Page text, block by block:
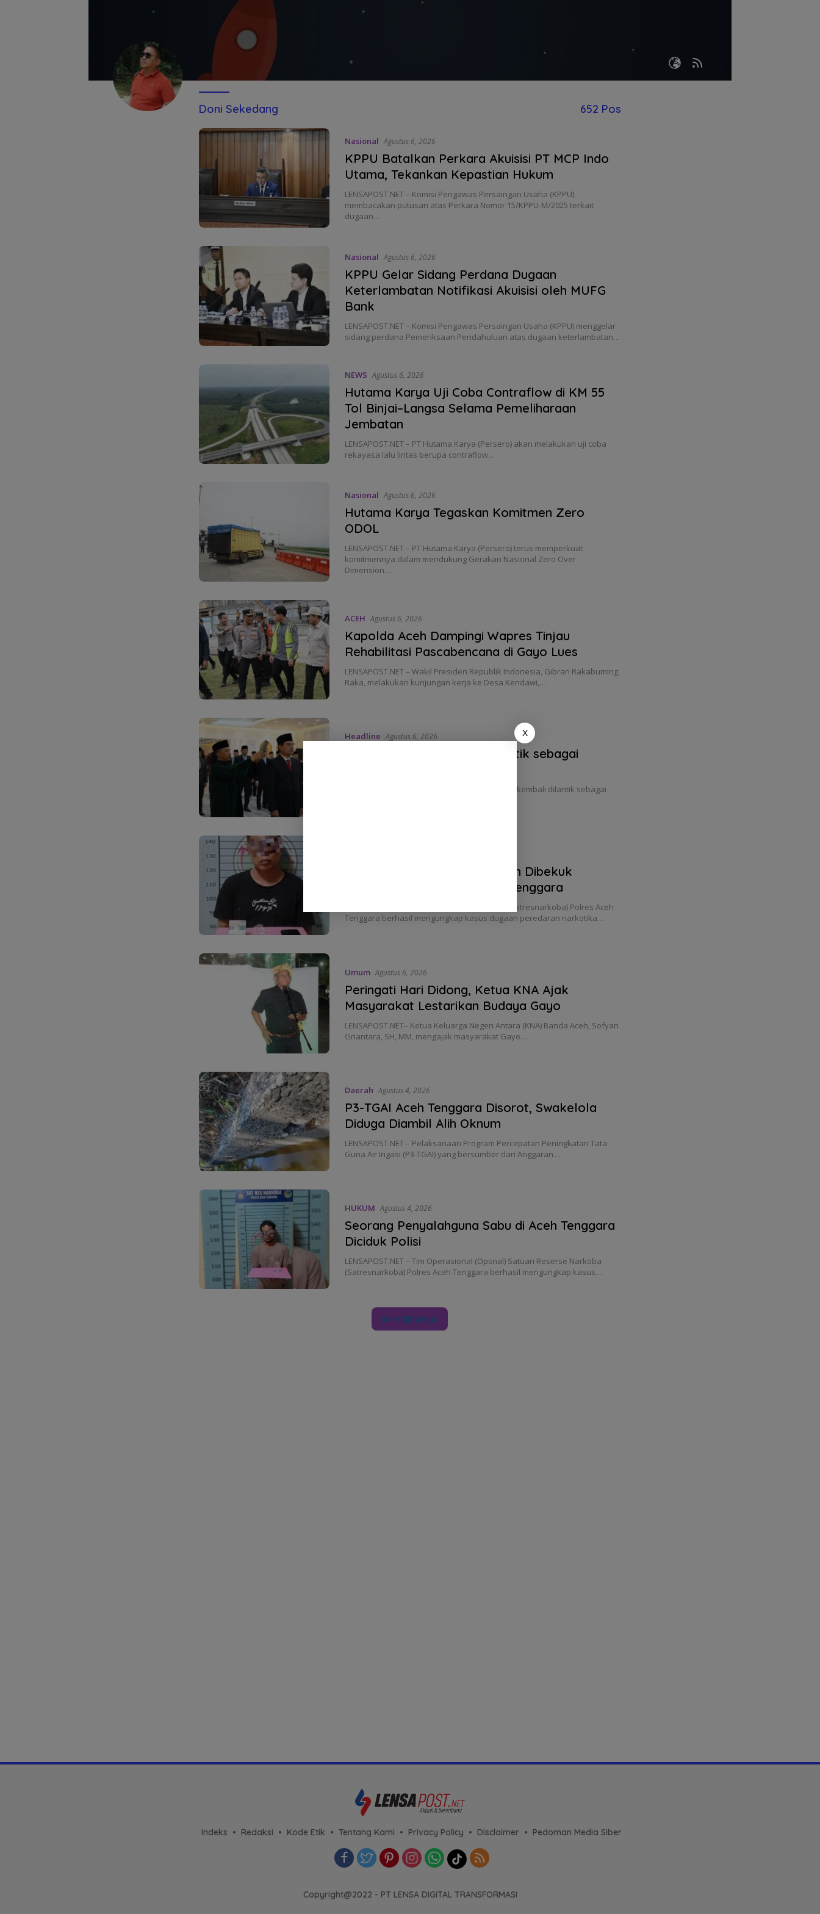
Doni Sekedang 652 Pos
Nasional Agustus 6, 2026
KPPU Batalkan Perkara Akuisisi PT MCP Indo
Utama, Tekankan Kepastian Hukum
LENSAPOST.NET – Komisi Pengawas Persaingan Usaha (KPPU)
membacakan putusan atas Perkara Nomor 15/KPPU-M/2025 terkait
dugaan…
Nasional Agustus 6, 2026
KPPU Gelar Sidang Perdana Dugaan
Keterlambatan Notifikasi Akuisisi oleh MUFG
Bank
LENSAPOST.NET – Komisi Pengawas Persaingan Usaha (KPPU) menggelar
sidang perdana Pemeriksaan Pendahuluan atas dugaan keterlambatan…
NEWS Agustus 6, 2026
Hutama Karya Uji Coba Contraflow di KM 55
Tol Binjai–Langsa Selama Pemeliharaan
Jembatan
LENSAPOST.NET – PT Hutama Karya (Persero) akan melakukan uji coba
rekayasa lalu lintas berupa contraflow…
Nasional Agustus 6, 2026
Hutama Karya Tegaskan Komitmen Zero
ODOL
LENSAPOST.NET – PT Hutama Karya (Persero) terus memperkuat
komitmennya dalam mendukung Gerakan Nasional Zero Over
Dimension…
ACEH Agustus 6, 2026
Kapolda Aceh Dampingi Wapres Tinjau
Rehabilitasi Pascabencana di Gayo Lues
LENSAPOST.NET – Wakil Presiden Republik Indonesia, Gibran Rakabuming
Raka, melakukan kunjungan kerja ke Desa Kendawi,…
Headline Agustus 6, 2026
Mujiburrahman Kembali Dilantik sebagai
LENSAPOST.NET – Prof Dr Mujiburrahman MAg kembali dilantik sebagai
Pengedar Sabu di Bukit Tusam Dibekuk
Satresnarkoba Polres Aceh Tenggara
LENSAPOST.NET – Satuan Reserse Narkoba (Satresnarkoba) Polres Aceh
Tenggara berhasil mengungkap kasus dugaan peredaran narkotika…
Umum Agustus 6, 2026
Peringati Hari Didong, Ketua KNA Ajak
Masyarakat Lestarikan Budaya Gayo
LENSAPOST.NET– Ketua Keluarga Negeri Antara (KNA) Banda Aceh, Sofyan
Griantara, SH, MM, mengajak masyarakat Gayo…
Daerah Agustus 4, 2026
P3-TGAI Aceh Tenggara Disorot, Swakelola
Diduga Diambil Alih Oknum
LENSAPOST.NET – Pelaksanaan Program Percepatan Peningkatan Tata
Guna Air Irigasi (P3-TGAI) yang bersumber dari Anggaran…
HUKUM Agustus 4, 2026
Seorang Penyalahguna Sabu di Aceh Tenggara
Diciduk Polisi
LENSAPOST.NET – Tim Operasional (Opsnal) Satuan Reserse Narkoba
(Satresnarkoba) Polres Aceh Tenggara berhasil mengungkap kasus…
Selengkapnya
Indeks Redaksi Kode Etik Tentang Kami Privacy Policy Disclaimer Pedoman Media Siber
Copyright@2022 - PT LENSA DIGITAL TRANSFORMASI
X